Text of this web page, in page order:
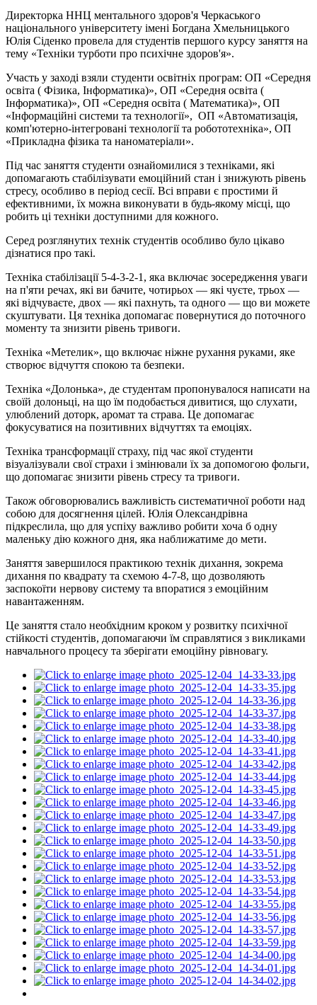
Директорка ННЦ ментального здоров'я Черкаського
національного університету імені Богдана Хмельницького
Юлія Сіденко провела для студентів першого курсу заняття на
тему «Техніки турботи про психічне здоров'я».
Участь у заході взяли студенти освітніх програм: ОП «Середня
освіта ( Фізика, Інформатика)», ОП «Середня освіта (
Інформатика)», ОП «Середня освіта ( Математика)», ОП
«Інформаційні системи та технології», ОП «Автоматизація,
комп'ютерно-інтегровані технології та робототехніка», ОП
«Прикладна фізика та наноматеріали».
Під час заняття студенти ознайомилися з техніками, які
допомагають стабілізувати емоційний стан і знижують рівень
стресу, особливо в період сесії. Всі вправи є простими й
ефективними, їх можна виконувати в будь-якому місці, що
робить ці техніки доступними для кожного.
Серед розглянутих технік студентів особливо було цікаво
дізнатися про такі.
Техніка стабілізації 5-4-3-2-1, яка включає зосередження уваги
на п'яти речах, які ви бачите, чотирьох — які чуєте, трьох —
які відчуваєте, двох — які пахнуть, та одного — що ви можете
скуштувати. Ця техніка допомагає повернутися до поточного
моменту та знизити рівень тривоги.
Техніка «Метелик», що включає ніжне рухання руками, яке
створює відчуття спокою та безпеки.
Техніка «Долонька», де студентам пропонувалося написати на
своїй долоньці, на що їм подобається дивитися, що слухати,
улюблений доторк, аромат та страва. Це допомагає
фокусуватися на позитивних відчуттях та емоціях.
Техніка трансформації страху, під час якої студенти
візуалізували свої страхи і змінювали їх за допомогою фольги,
що допомагає знизити рівень стресу та тривоги.
Також обговорювались важливість систематичної роботи над
собою для досягнення цілей. Юлія Олександрівна
підкреслила, що для успіху важливо робити хоча б одну
маленьку дію кожного дня, яка наближатиме до мети.
Заняття завершилося практикою технік дихання, зокрема
дихання по квадрату та схемою 4-7-8, що дозволяють
заспокоїти нервову систему та впоратися з емоційним
навантаженням.
Це заняття стало необхідним кроком у розвитку психічної
стійкості студентів, допомагаючи їм справлятися з викликами
навчального процесу та зберігати емоційну рівновагу.